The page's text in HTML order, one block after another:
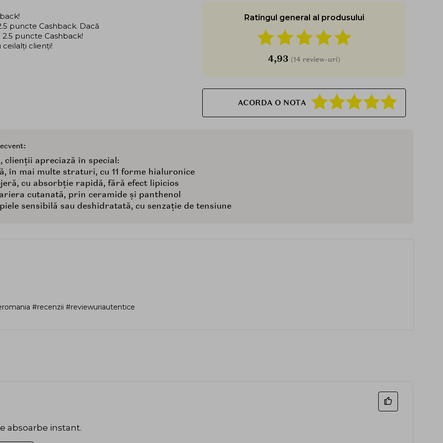
Ratingul general al produsului
4,93 (14 review-uri)
ACORDA O NOTA
puncte Cashback. Dacă
puncte Cashback!
clienți!
clienții apreciază în special:
în mai multe straturi, cu 11 forme hialuronice
cu absorbție rapidă, fără efect lipicios
cutanată, prin ceramide și panthenol
sensibilă sau deshidratată, cu senzație de tensiune
#recenzii #reviewuriautentice
absoarbe instant.